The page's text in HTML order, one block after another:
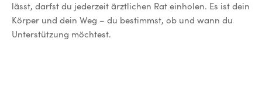
lässt, darfst du jederzeit ärztlichen Rat einholen. Es ist dein
Körper und dein Weg – du bestimmst, ob und wann du
Unterstützung möchtest.